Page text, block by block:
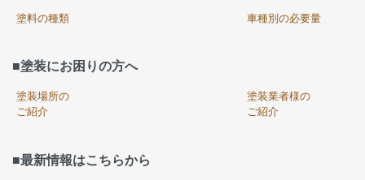
塗料の種類 車種別の必要量
■塗装にお困りの方へ
塗装場所の
ご紹介
塗装業者様の
ご紹介
■最新情報はこちらから